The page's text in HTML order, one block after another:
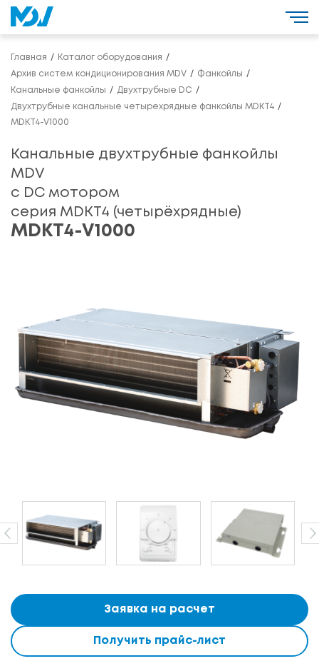
Главная Каталог оборудования
Архив систем кондиционирования MDV Фанкойлы
Канальные фанкойлы Двухтрубные DC
Двухтрубные канальные четырехрядные фанкойлы MDKT4
MDKT4-V1000
Канальные двухтрубные фанкойлы
MDV
с DС мотором
серия MDKT4 (четырёхрядные)
MDKT4-V1000
Заявка на расчет
Получить прайс-лист